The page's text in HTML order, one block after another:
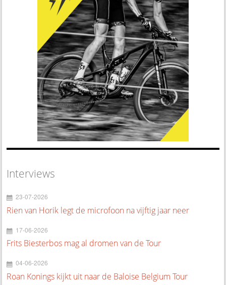
Interviews
23-07-2026
Rien van Horik legt de microfoon na vijftig jaar neer
17-06-2026
Frits Biesterbos mag al dromen van de Tour
04-06-2026
Roan Konings kijkt uit naar de Baloise Belgium Tour